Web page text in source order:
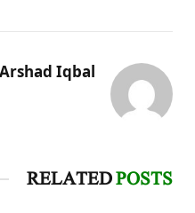
Arshad Iqbal
RELATEDPOSTS